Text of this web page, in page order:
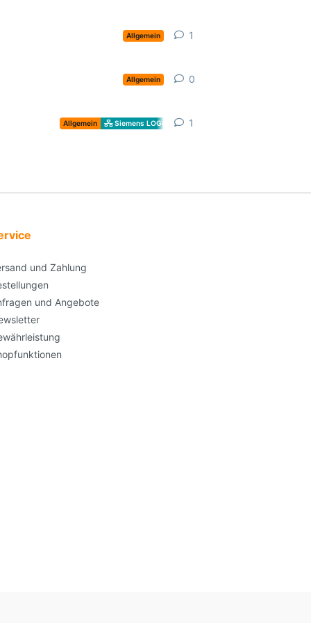
Allgemein 1
Allgemein 0
Allgemein Siemens LOGO! 1
und Zahlung
und Angebote